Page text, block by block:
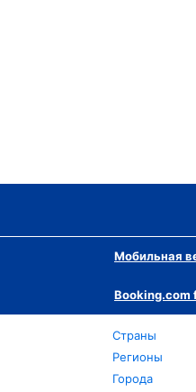
Мобильная
Booking.com
Страны
Регионы
Города